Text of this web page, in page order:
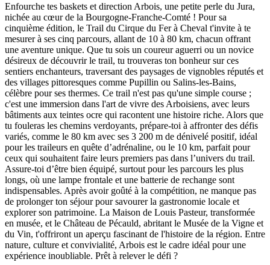
Enfourche tes baskets et direction Arbois, une petite perle du Jura,
nichée au cœur de la Bourgogne-Franche-Comté ! Pour sa
cinquième édition, le Trail du Cirque du Fer à Cheval t'invite à te
mesurer à ses cinq parcours, allant de 10 à 80 km, chacun offrant
une aventure unique. Que tu sois un coureur aguerri ou un novice
désireux de découvrir le trail, tu trouveras ton bonheur sur ces
sentiers enchanteurs, traversant des paysages de vignobles réputés et
des villages pittoresques comme Pupillin ou Salins-les-Bains,
célèbre pour ses thermes. Ce trail n'est pas qu'une simple course ;
c'est une immersion dans l'art de vivre des Arboisiens, avec leurs
bâtiments aux teintes ocre qui racontent une histoire riche. Alors que
tu fouleras les chemins verdoyants, prépare-toi à affronter des défis
variés, comme le 80 km avec ses 3 200 m de dénivelé positif, idéal
pour les traileurs en quête d’adrénaline, ou le 10 km, parfait pour
ceux qui souhaitent faire leurs premiers pas dans l’univers du trail.
Assure-toi d’être bien équipé, surtout pour les parcours les plus
longs, où une lampe frontale et une batterie de rechange sont
indispensables. Après avoir goûté à la compétition, ne manque pas
de prolonger ton séjour pour savourer la gastronomie locale et
explorer son patrimoine. La Maison de Louis Pasteur, transformée
en musée, et le Château de Pécauld, abritant le Musée de la Vigne et
du Vin, t'offriront un aperçu fascinant de l'histoire de la région. Entre
nature, culture et convivialité, Arbois est le cadre idéal pour une
expérience inoubliable. Prêt à relever le défi ?